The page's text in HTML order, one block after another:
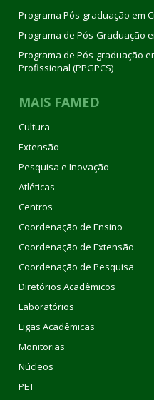
Programa Pós-graduação em
Programa de Pós-Graduação
Programa de Pós-graduação
Profissional (PPGPCS)
MAIS FAMED
Cultura
Extensão
Pesquisa e Inovação
Atléticas
Centros
Coordenação de Ensino
Coordenação de Extensão
Coordenação de Pesquisa
Diretórios Acadêmicos
Laboratórios
Ligas Acadêmicas
Monitorias
Núcleos
PET